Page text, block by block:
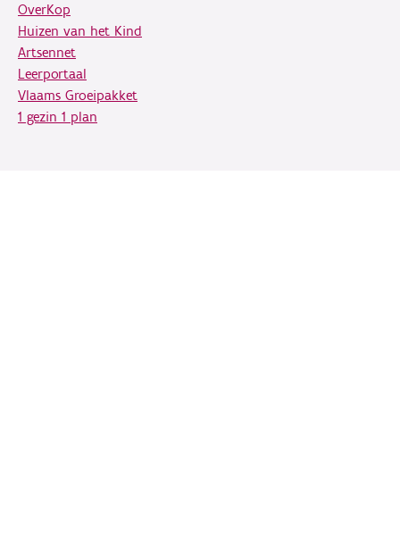
OverKop
Huizen van het Kind
Artsennet
Leerportaal
Vlaams Groeipakket
1 gezin 1 plan